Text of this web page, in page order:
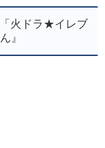
火ドラ★イレブ
』